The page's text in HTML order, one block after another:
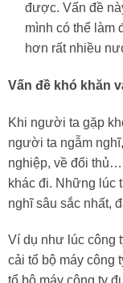
được. Vấn đề
mình có thể làm
hơn rất nhiều
Vấn đề khó khăn
Khi người ta gặp
người ta ngẫm
nghiệp, về đối
khác đi. Những lúc
nghĩ sâu sắc nhất,
Ví dụ như lúc công
cải tổ bộ máy công